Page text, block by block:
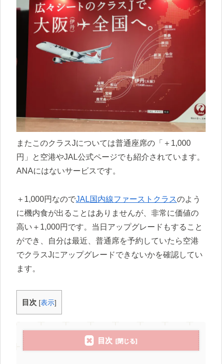
またこのクラスJについては普通座席の「＋1,000
円」と空港やJAL公式ページでも紹介されています。
ANAにはないサービスです。
＋1,000円なのでJAL国内線ファーストクラスのよう
に機内食が出ることはありませんが、非常に価値の
高い＋1,000円です。当日アップグレードもすること
ができ、自分は最近、普通席を予約していたら空港
でクラスJにアップグレードできないかを確認してい
ます。
目次 [表示]
目次